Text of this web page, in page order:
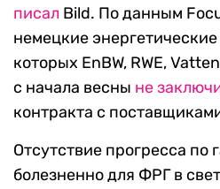
писал Bild. По данным
немецкие
которых EnBW, RWE,
с начала весны не
контракта с
Отсутствие прогресса по
болезненно для ФРГ в